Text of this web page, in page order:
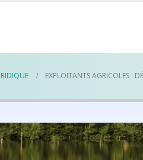
EXPLOITANTS AGRICOLES :